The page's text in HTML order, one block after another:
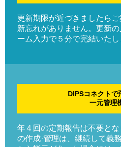
更新期限が近づきましたら
新忘れがありません。更新
ーム入力で５分で完結いたし
DIPSコネクトで
一元管理
年４回の定期報告は不要と
の作成·管理は、継続して義